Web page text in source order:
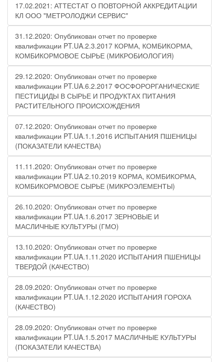
17.02.2021: АТТЕСТАТ О ПОВТОРНОЙ АККРЕДИТАЦИИ
КЛ ООО "МЕТРОЛОДЖИ СЕРВИС"
31.12.2020: Опубликован отчет по проверке
квалификации PT.UA.2.3.2017 КОРМА, КОМБИКОРМА,
КОМБИКОРМОВОЕ СЫРЬЕ (МИКРОБИОЛОГИЯ)
29.12.2020: Опубликован отчет по проверке
квалификации PT.UA.6.2.2017 ФОСФОРОРГАНИЧЕСКИЕ
ПЕСТИЦИДЫ В СЫРЬЕ И ПРОДУКТАХ ПИТАНИЯ
РАСТИТЕЛЬНОГО ПРОИСХОЖДЕНИЯ
07.12.2020: Опубликован отчет по проверке
квалификации PT.UA.1.1.2016 ИСПЫТАНИЯ ПШЕНИЦЫ
(ПОКАЗАТЕЛИ КАЧЕСТВА)
11.11.2020: Опубликован отчет по проверке
квалификации PT.UA.2.10.2019 КОРМА, КОМБИКОРМА,
КОМБИКОРМОВОЕ СЫРЬЕ (МИКРОЭЛЕМЕНТЫ)
26.10.2020: Опубликован отчет по проверке
квалификации PT.UA.1.6.2017 ЗЕРНОВЫЕ И
МАСЛИЧНЫЕ КУЛЬТУРЫ (ГМО)
13.10.2020: Опубликован отчет по проверке
квалификации PT.UA.1.11.2020 ИСПЫТАНИЯ ПШЕНИЦЫ
ТВЕРДОЙ (КАЧЕСТВО)
28.09.2020: Опубликован отчет по проверке
квалификации PT.UA.1.12.2020 ИСПЫТАНИЯ ГОРОХА
(КАЧЕСТВО)
28.09.2020: Опубликован отчет по проверке
квалификации PT.UA.1.5.2017 МАСЛИЧНЫЕ КУЛЬТУРЫ
(ПОКАЗАТЕЛИ КАЧЕСТВА)